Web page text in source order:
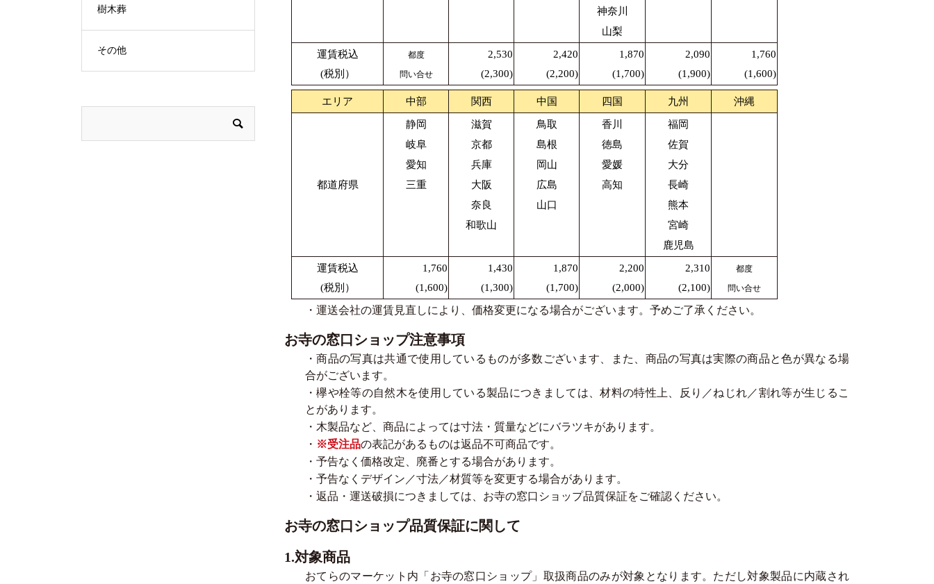
神奈川
山梨
運賃税込
(税別）
都度
問い合せ
2,530
(2,300)
2,420
(2,200)
1,870
(1,700)
2,090
(1,900)
1,760
(1,600)
エリア 中部 関西 中国 四国 九州 沖縄
都道府県
静岡
岐阜
愛知
三重
滋賀
京都
兵庫
大阪
奈良
和歌山
鳥取
島根
岡山
広島
山口
香川
徳島
愛媛
高知
福岡
佐賀
大分
長崎
熊本
宮崎
鹿児島
運賃税込
(税別）
1,760
(1,600)
1,430
(1,300)
1,870
(1,700)
2,200
(2,000)
2,310
(2,100)
都度
問い合せ
・運送会社の運賃見直しにより、価格変更になる場合がございます。予めご了承ください。
お寺の窓口ショップ注意事項
・商品の写真は共通で使用しているものが多数ございます、また、商品の写真は実際の商品と色が異なる場
合がございます。
・欅や栓等の自然木を使用している製品につきましては、材料の特性上、反り／ねじれ／割れ等が生じるこ
とがあります。
・木製品など、商品によっては寸法・質量などにバラツキがあります。
・ ※受注品の表記があるものは返品不可商品です。
・予告なく価格改定、廃番とする場合があります。
・予告なくデザイン／寸法／材質等を変更する場合があります。
・返品・運送破損につきましては、お寺の窓口ショップ品質保証をご確認ください。
お寺の窓口ショップ品質保証に関して
1.対象商品
おてらのマーケット内「お寺の窓口ショップ」取扱商品のみが対象となります。ただし対象製品に内蔵され
樹木葬
その他